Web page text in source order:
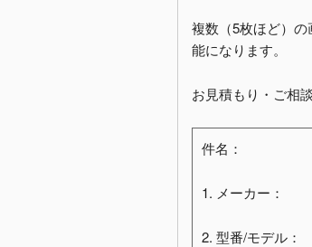
複数（5枚ほど）
能になります。
お見積もり・ご相
件名：
1. メーカー：
2. 型番/モデル：